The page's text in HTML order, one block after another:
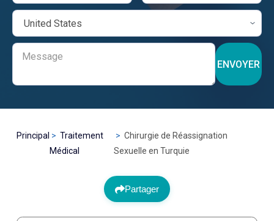
ENVOYER
Principal
Traitement
Médical
Chirurgie de Réassignation
Sexuelle en Turquie
Partager